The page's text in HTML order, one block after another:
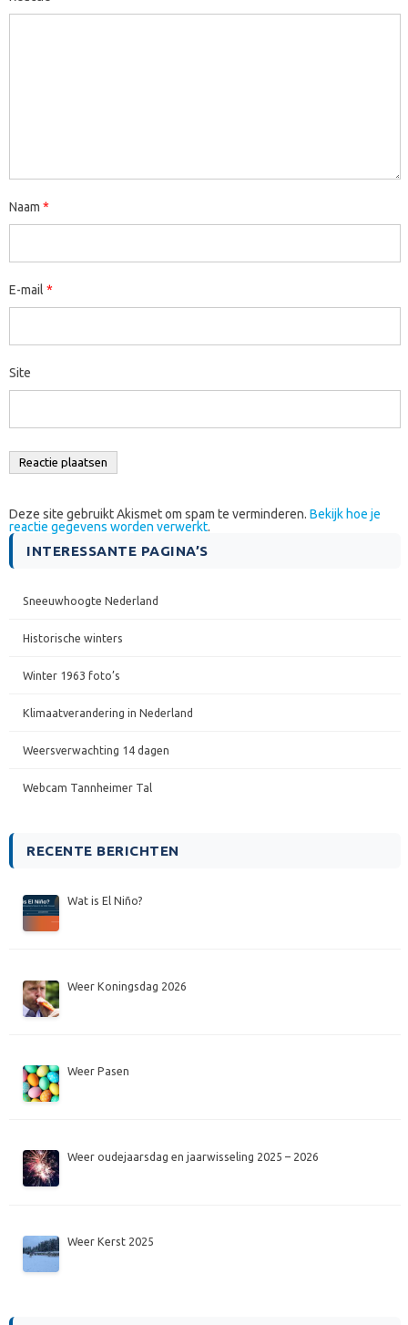
Naam *
E-mail *
Site
Deze site gebruikt Akismet om spam te verminderen. Bekijk hoe je
reactie gegevens worden verwerkt.
INTERESSANTE PAGINA’S
Sneeuwhoogte Nederland
Historische winters
Winter 1963 foto’s
Klimaatverandering in Nederland
Weersverwachting 14 dagen
Webcam Tannheimer Tal
RECENTE BERICHTEN
Wat is El Niño?
Weer Koningsdag 2026
Weer Pasen
Weer oudejaarsdag en jaarwisseling 2025 – 2026
Weer Kerst 2025